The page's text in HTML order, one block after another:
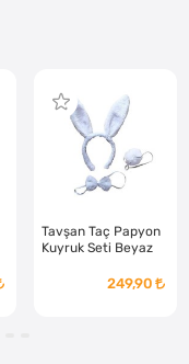
Tavşan Taç Papyon
Kuyruk Seti Beyaz
249,90